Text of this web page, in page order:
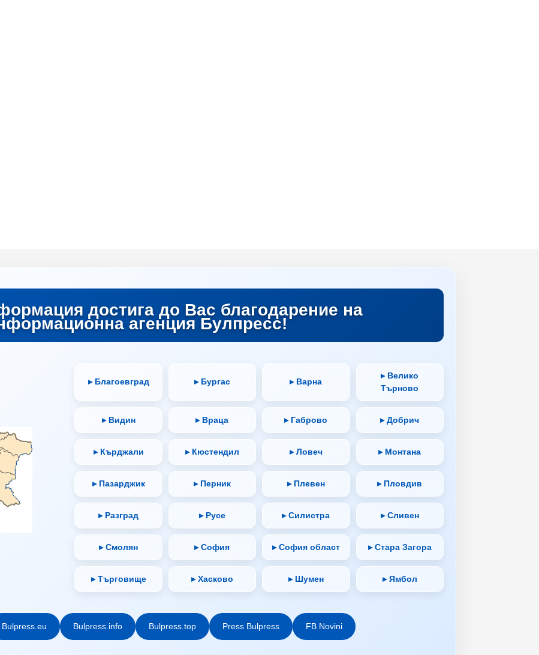
достига до Вас благодарение на
агенция Булпресс!
▸ Благоевград ▸ Бургас ▸ Варна
▸ Велико
Търново
▸ Видин ▸ Враца ▸ Габрово ▸ Добрич
▸ Кърджали ▸ Кюстендил ▸ Ловеч ▸ Монтана
▸ Пазарджик ▸ Перник ▸ Плевен ▸ Пловдив
▸ Разград ▸ Русе ▸ Силистра ▸ Сливен
▸ Смолян ▸ София ▸ София област ▸ Стара Загора
▸ Търговище ▸ Хасково ▸ Шумен ▸ Ямбол
Bulpress.eu Bulpress.info Bulpress.top Press Bulpress FB Novini